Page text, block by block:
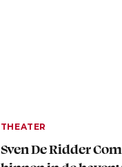
THEATER
Sven De Ridder